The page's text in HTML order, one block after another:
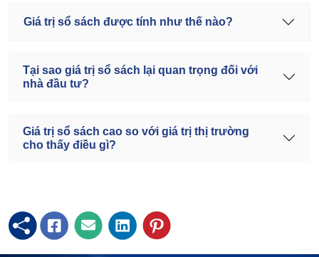
Giá trị sổ sách được tính như thế nào?
Tại sao giá trị sổ sách lại quan trọng đối với
nhà đầu tư?
Giá trị sổ sách cao so với giá trị thị trường
cho thấy điều gì?